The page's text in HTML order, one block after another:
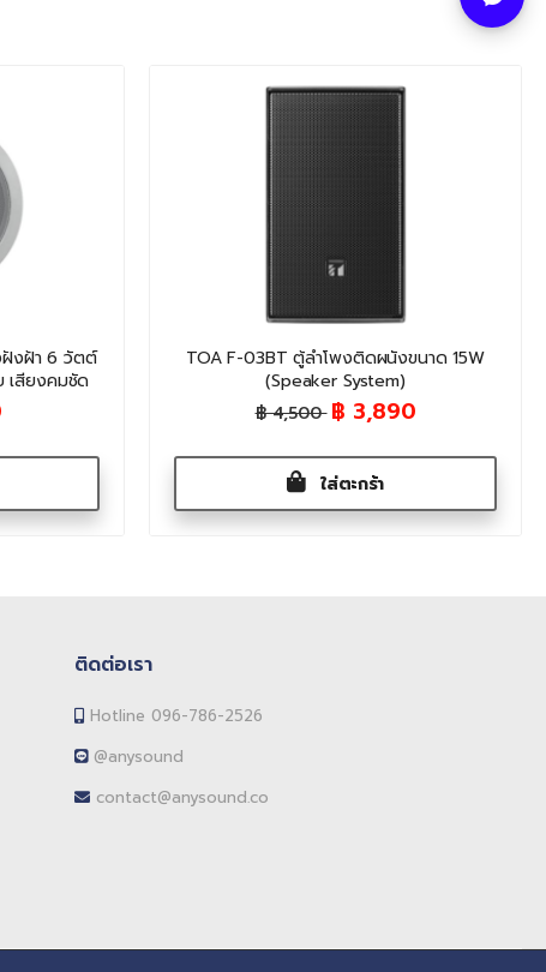
งฝ้า 6 วัตต์
เสียงคมชัด
TOA F-03BT ตู้ลำโพงติดผนังขนาด 15W
(Speaker System)
฿ 4,500 ฿ 3,890
ใส่ตะกร้า
ติดต่อเรา
Hotline 096-786-2526
@anysound
contact@anysound.co